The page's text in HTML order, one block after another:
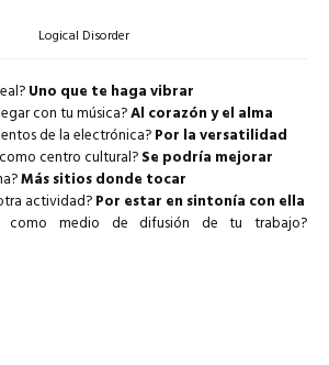
Logical Disorder
Uno que te haga vibrar
con tu música?Al corazón y el alma
de la electrónica?Por la versatilidad
centro cultural?Se podría mejorar
Más sitios donde tocar
actividad?Por estar en sintonía con ella
como medio de difusión de tu trabajo?